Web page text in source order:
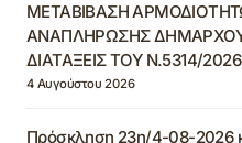
ΜΕΤΑΒΙΒΑΣΗ
ΑΝΑΠΛΗΡΩΣΗΣ
ΔΙΑΤΑΞΕΙΣ ΤΟΥ Ν.5314/2026
4 Αυγούστου 2026
Πρόσκληση 23η/4-08-2026